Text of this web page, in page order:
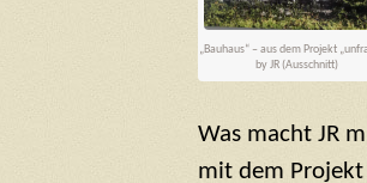
„Bauhaus“ – aus dem Projekt
by JR (Ausschnitt)
Was macht JR
mit dem Projekt